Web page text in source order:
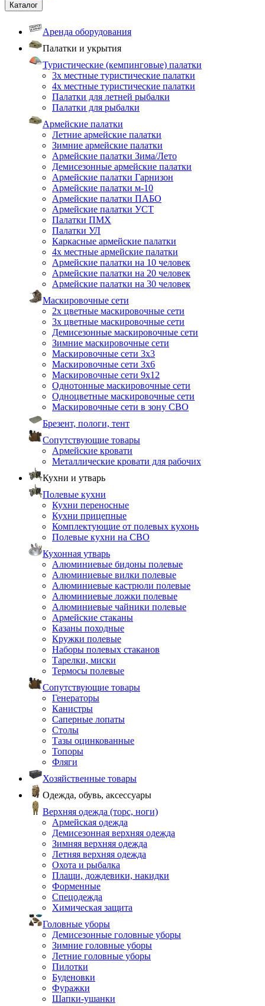
Каталог
Аренда оборудования
Палатки и укрытия
Туристические (кемпинговые) палатки
3х местные туристические палатки
4х местные туристические палатки
Палатки для летней рыбалки
Палатки для рыбалки
Армейские палатки
Летние армейские палатки
Зимние армейские палатки
Армейские палатки Зима/Лето
Демисезонные армейские палатки
Армейские палатки Гарнизон
Армейские палатки м-10
Армейские палатки ПАБО
Армейские палатки УСТ
Палатки ПМХ
Палатки УЛ
Каркасные армейские палатки
4х местные армейские палатки
Армейские палатки на 10 человек
Армейские палатки на 20 человек
Армейские палатки на 30 человек
Маскировочные сети
2х цветные маскировочные сети
3х цветные маскировочные сети
Демисезонные маскировочные сети
Зимние маскировочные сети
Маскировочные сети 3х3
Маскировочные сети 3х6
Маскировочные сети 9х12
Однотонные маскировочные сети
Одноцветные маскировочные сети
Маскировочные сети в зону СВО
Брезент, пологи, тент
Сопутствующие товары
Армейские кровати
Металлические кровати для рабочих
Кухни и утварь
Полевые кухни
Кухни переносные
Кухни прицепные
Комплектующие от полевых кухонь
Полевые кухни на СВО
Кухонная утварь
Алюминиевые бидоны полевые
Алюминиевые вилки полевые
Алюминиевые кастрюли полевые
Алюминиевые ложки полевые
Алюминиевые чайники полевые
Армейские стаканы
Казаны походные
Кружки полевые
Наборы полевых стаканов
Тарелки, миски
Термосы полевые
Сопутствующие товары
Генераторы
Канистры
Саперные лопаты
Столы
Тазы оцинкованные
Топоры
Фляги
Хозяйственные товары
Одежда, обувь, аксессуары
Верхняя одежда (торс, ноги)
Армейская одежда
Демисезонная верхняя одежда
Зимняя верхняя одежда
Летняя верхняя одежда
Охота и рыбалка
Плащи, дождевики, накидки
Форменные
Спецодежда
Химическая защита
Головные уборы
Демисезонные головные уборы
Зимние головные уборы
Летние головные уборы
Пилотки
Буденовки
Фуражки
Шапки-ушанки